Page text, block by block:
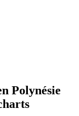
Polynésie